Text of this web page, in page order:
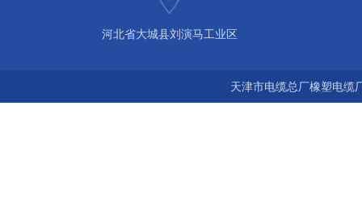
河北省大城县刘演马工业区
天津市电缆总厂橡塑电